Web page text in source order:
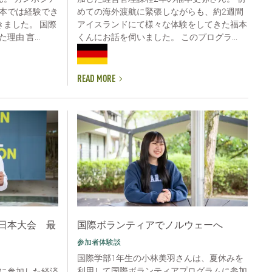
では経験でき
ました。 国際
由 言...
めての海外渡航に緊張しながらも、約2週間
アイスランドにて様々な体験をしてきた福本
くんにお話を伺いました。 このプログラ...
READ MORE
本大会 最 国際ボランティアでノルウェーへ
参加者体験談
国際学部1年生の小林美羽さんは、夏休みを